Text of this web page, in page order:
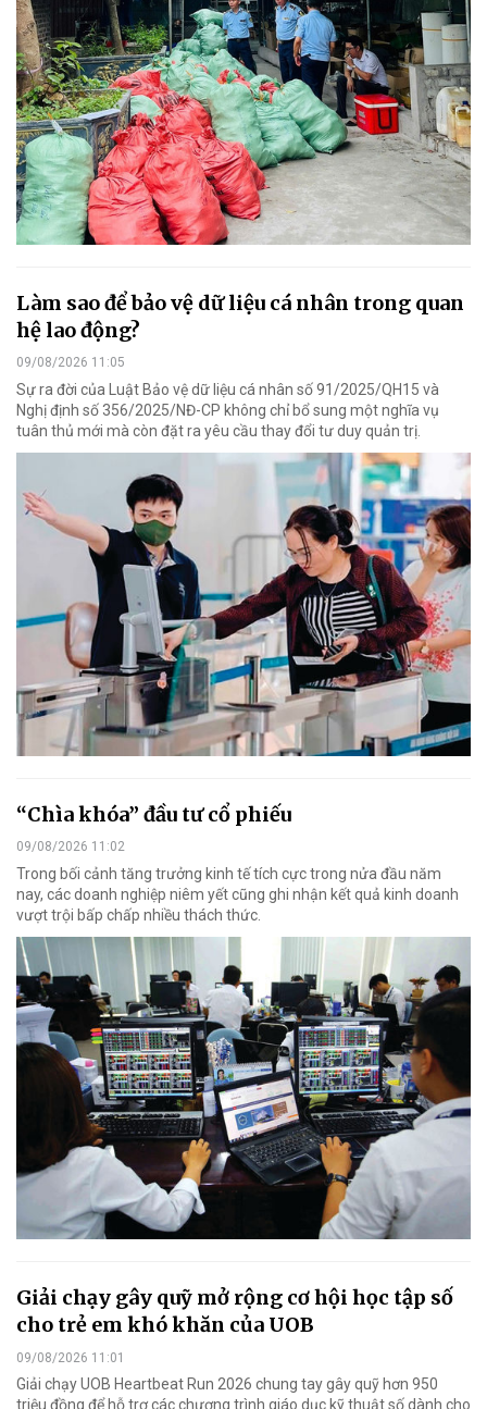
Làm sao để bảo vệ dữ liệu cá nhân trong quan
hệ lao động?
09/08/2026 11:05
Sự ra đời của Luật Bảo vệ dữ liệu cá nhân số 91/2025/QH15 và
Nghị định số 356/2025/NĐ-CP không chỉ bổ sung một nghĩa vụ
tuân thủ mới mà còn đặt ra yêu cầu thay đổi tư duy quản trị.
“Chìa khóa” đầu tư cổ phiếu
09/08/2026 11:02
Trong bối cảnh tăng trưởng kinh tế tích cực trong nửa đầu năm
nay, các doanh nghiệp niêm yết cũng ghi nhận kết quả kinh doanh
vượt trội bấp chấp nhiều thách thức.
Giải chạy gây quỹ mở rộng cơ hội học tập số
cho trẻ em khó khăn của UOB
09/08/2026 11:01
Giải chạy UOB Heartbeat Run 2026 chung tay gây quỹ hơn 950
triệu đồng để hỗ trợ các chương trình giáo dục kỹ thuật số dành cho